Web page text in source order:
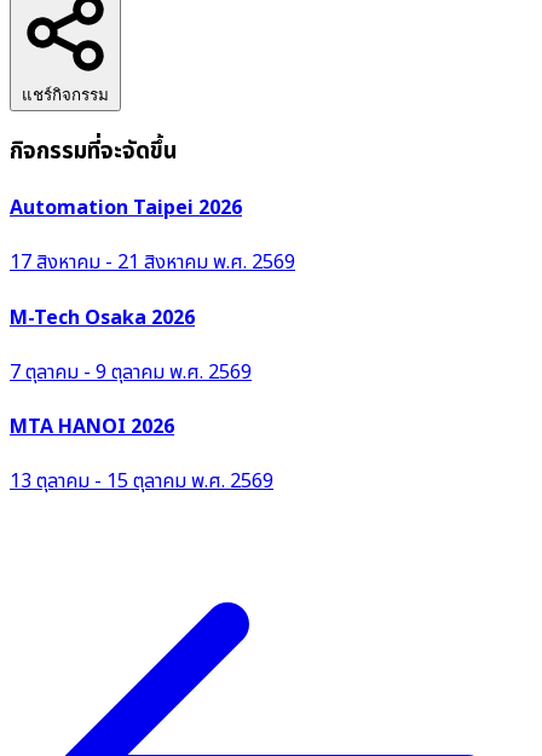
แชร์กิจกรรม
กิจกรรมที่จะจัดขึ้น
Automation Taipei 2026
17 สิงหาคม - 21 สิงหาคม พ.ศ. 2569
M-Tech Osaka 2026
7 ตุลาคม - 9 ตุลาคม พ.ศ. 2569
MTA HANOI 2026
13 ตุลาคม - 15 ตุลาคม พ.ศ. 2569